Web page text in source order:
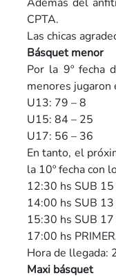
CPTA.
Las chicas
Básquet menor
Por la 9º fecha
menores jugaron
U13: 79 – 8
U15: 84 – 25
U17: 56 – 36
En tanto, el
la 10º fecha con
12:30 hs SUB 15
14:00 hs SUB 13
15:30 hs SUB 17
17:00 hs
Hora de llegada:
Maxi básquet